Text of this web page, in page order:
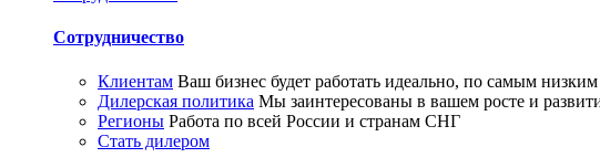
Сотрудничество
Клиентам Ваш бизнес будет работать идеально, по самым
Дилерская политика Мы заинтересованы в вашем росте и
Регионы Работа по всей России и странам СНГ
Стать дилером